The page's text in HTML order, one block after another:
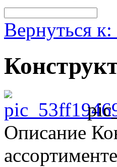
Вернуться
Описание
ассортименте